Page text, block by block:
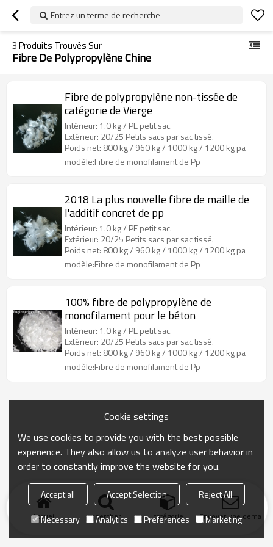
Entrez un terme de recherche
3Produits Trouvés Sur
Fibre De Polypropylène Chine
Fibre de polypropylène non-tissée de
catégorie de Vierge
Intérieur: 1.0 kg / PE petit sac.
Extérieur: 20/25 Petits sacs par sac tissé.
Poids net: 800 kg / 960 kg / 1000 kg / 1200 kg pa
modèle:Fibre de monofilament de Pp
2018 La plus nouvelle fibre de maille de
l'additif concret de pp
Intérieur: 1.0 kg / PE petit sac.
Extérieur: 20/25 Petits sacs par sac tissé.
Poids net: 800 kg / 960 kg / 1000 kg / 1200 kg pa
modèle:Fibre de monofilament de Pp
100% fibre de polypropylène de
monofilament pour le béton
Intérieur: 1.0 kg / PE petit sac.
Extérieur: 20/25 Petits sacs par sac tissé.
Poids net: 800 kg / 960 kg / 1000 kg / 1200 kg pa
modèle:Fibre de monofilament de Pp
Accueil chercher catégorie Envoyer une
Cookie settings
We use cookies to provide you with the best possible
experience. They also allow us to analyze user behavior in
order to constantly improve the website for you.
Accept all Accept Selection
Reject All
Necessary
Analytics Preferences Marketing